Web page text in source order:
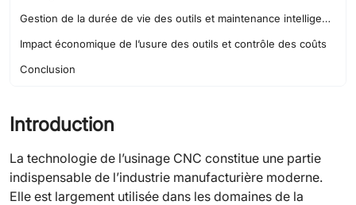
Gestion de la durée de vie des outils et maintenance intelligente
Impact économique de l’usure des outils et contrôle des coûts
Conclusion
Introduction
La technologie de l’usinage CNC constitue une partie
indispensable de l’industrie manufacturière moderne.
Elle est largement utilisée dans les domaines de la